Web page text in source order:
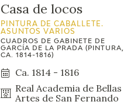
Casa de locos
PINTURA DE CABALLETE.
ASUNTOS VARIOS
CUADROS DE GABINETE DE
GARCÍA DE LA PRADA (PINTURA,
CA. 1814-1816)
Ca. 1814 - 1816
Real Academia de Bellas
Artes de San Fernando